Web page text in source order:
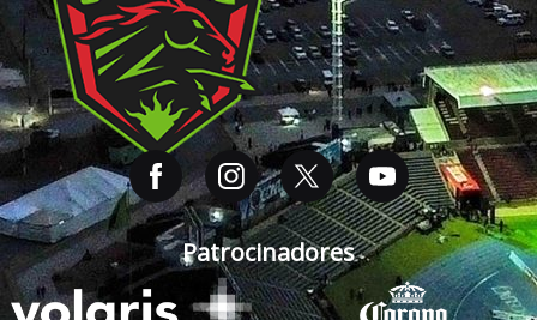
Patrocinadores